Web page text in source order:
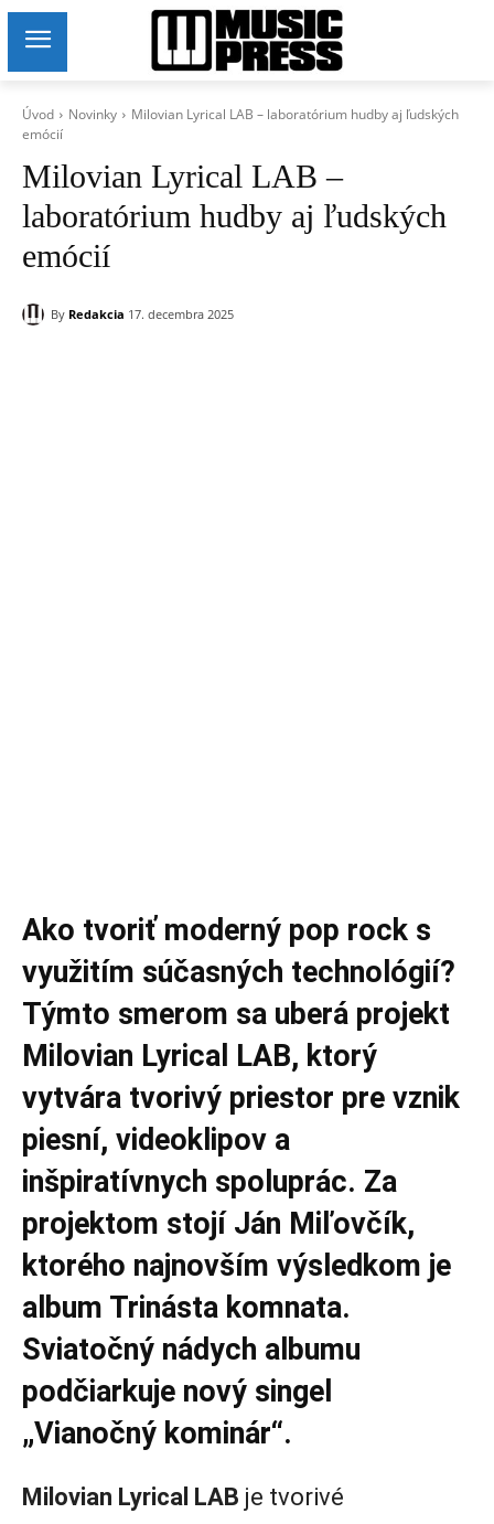
Úvod Novinky
Milovian Lyrical LAB – laboratórium hudby aj ľudských
emócií
Milovian Lyrical LAB –
laboratórium hudby aj ľudských
emócií
By Redakcia 17. decembra 2025
Ako tvoriť moderný pop rock s
využitím súčasných technológií?
Týmto smerom sa uberá projekt
Milovian Lyrical LAB, ktorý
vytvára tvorivý priestor pre vznik
piesní, videoklipov a
inšpiratívnych spoluprác. Za
projektom stojí Ján Miľovčík,
ktorého najnovším výsledkom je
album Trinásta komnata.
Sviatočný nádych albumu
podčiarkuje nový singel
„Vianočný kominár“.
Milovian Lyrical LAB je tvorivé